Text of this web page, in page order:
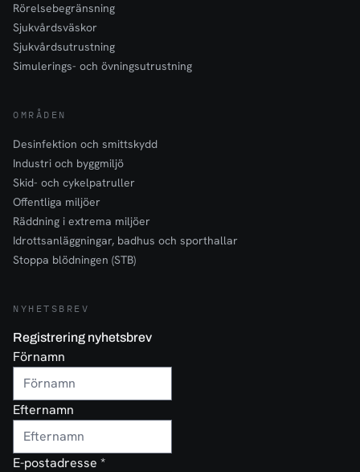
Rörelsebegränsning
Sjukvårdsväskor
Sjukvårdsutrustning
Simulerings- och övningsutrustning
OMRÅDEN
Desinfektion och smittskydd
Industri och byggmiljö
Skid- och cykelpatruller
Offentliga miljöer
Räddning i extrema miljöer
Idrottsanläggningar, badhus och sporthallar
Stoppa blödningen (STB)
NYHETSBREV
Registrering nyhetsbrev
Förnamn
Efternamn
E-postadresse *